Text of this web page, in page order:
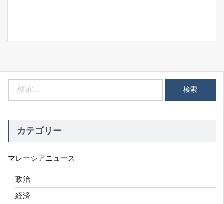
ン
カテゴリー
マレーシアニュース
政治
経済